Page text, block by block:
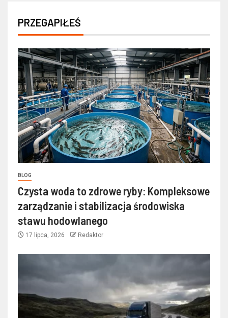
PRZEGAPIŁEŚ
BLOG
Czysta woda to zdrowe ryby: Kompleksowe
zarządzanie i stabilizacja środowiska
stawu hodowlanego
17 lipca, 2026 Redaktor